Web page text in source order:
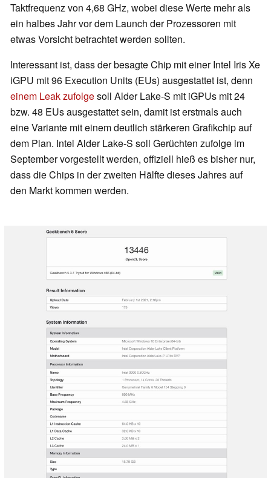
Taktfrequenz von 4,68 GHz, wobei diese Werte mehr als
ein halbes Jahr vor dem Launch der Prozessoren mit
etwas Vorsicht betrachtet werden sollten.
Interessant ist, dass der besagte Chip mit einer Intel Iris Xe
iGPU mit 96 Execution Units (EUs) ausgestattet ist, denn
einem Leak zufolgesoll Alder Lake-S mit iGPUs mit 24
bzw. 48 EUs ausgestattet sein, damit ist erstmals auch
eine Variante mit einem deutlich stärkeren Grafikchip auf
dem Plan. Intel Alder Lake-S soll Gerüchten zufolge im
September vorgestellt werden, offiziell hieß es bisher nur,
dass die Chips in der zweiten Hälfte dieses Jahres auf
den Markt kommen werden.